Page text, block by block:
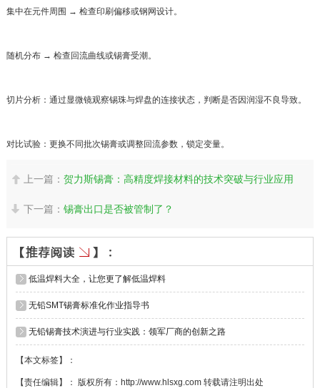
集中在元件周围 → 检查印刷偏移或钢网设计。
随机分布 → 检查回流曲线或锡膏受潮。
切片分析：通过显微镜观察锡珠与焊盘的连接状态，判断是否因润湿不良导致。
对比试验：更换不同批次锡膏或调整回流参数，锁定变量。
 上一篇： 贺力斯锡膏：高精度焊接材料的技术突破与行业应用
 下一篇： 锡膏出口是否被管制了？
低温焊料大全，让您更了解低温焊料
无铅SMT锡膏标准化作业指导书
无铅锡膏技术演进与行业实践：领军厂商的创新之路
【本文标签】：
【责任编辑】： 版权所有：http://www.hlsxg.com 转载请注明出处